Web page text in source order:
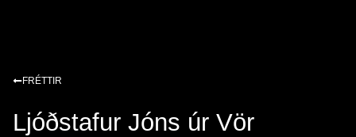
FRÉTTIR
Ljóðstafur Jóns úr Vör